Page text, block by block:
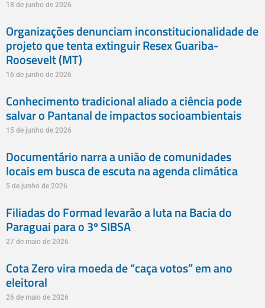
18 de junho de 2026
Organizações denunciam inconstitucionalidade de
projeto que tenta extinguir Resex Guariba-
Roosevelt (MT)
16 de junho de 2026
Conhecimento tradicional aliado a ciência pode
salvar o Pantanal de impactos socioambientais
15 de junho de 2026
Documentário narra a união de comunidades
locais em busca de escuta na agenda climática
5 de junho de 2026
Filiadas do Formad levarão a luta na Bacia do
Paraguai para o 3º SIBSA
27 de maio de 2026
Cota Zero vira moeda de “caça votos” em ano
eleitoral
26 de maio de 2026